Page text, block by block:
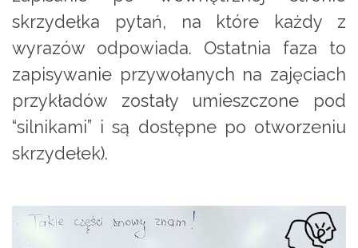
skrzydełka pytań, na które każdy z
wyrazów odpowiada. Ostatnia faza to
zapisywanie przywołanych na zajęciach
przykładów zostały umieszczone pod
“silnikami” i są dostępne po otworzeniu
skrzydełek).